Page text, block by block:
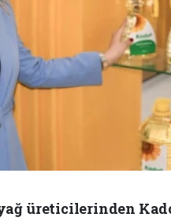
üreticilerinden